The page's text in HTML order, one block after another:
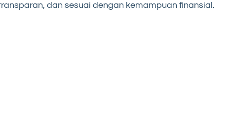
dan sesuai dengan kemampuan finansial.